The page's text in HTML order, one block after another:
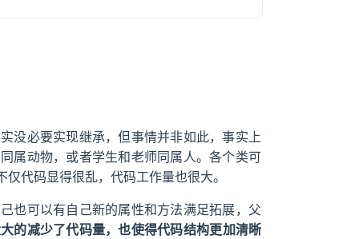
没必要实现继承，但事情并非如此，事实上
属动物，或者学生和老师同属人。各个类可
代码显得很乱，代码工作量也很大。
也可以有自己新的属性和方法满足拓展，父
的减少了代码量，也使得代码结构更加清晰